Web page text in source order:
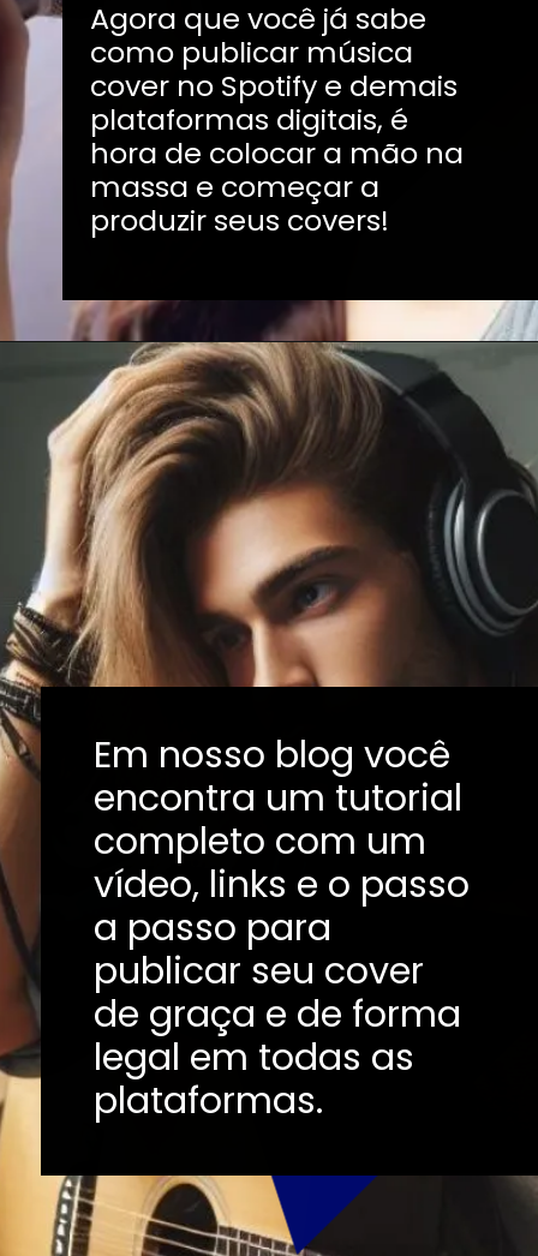
Agora que você já sabe
como publicar música
cover no Spotify e demais
plataformas digitais, é
hora de colocar a mão na
massa e começar a
produzir seus covers!
Em nosso blog você
encontra um tutorial
completo com um
vídeo, links e o passo
a passo para
publicar seu cover
de graça e de forma
legal em todas as
plataformas.